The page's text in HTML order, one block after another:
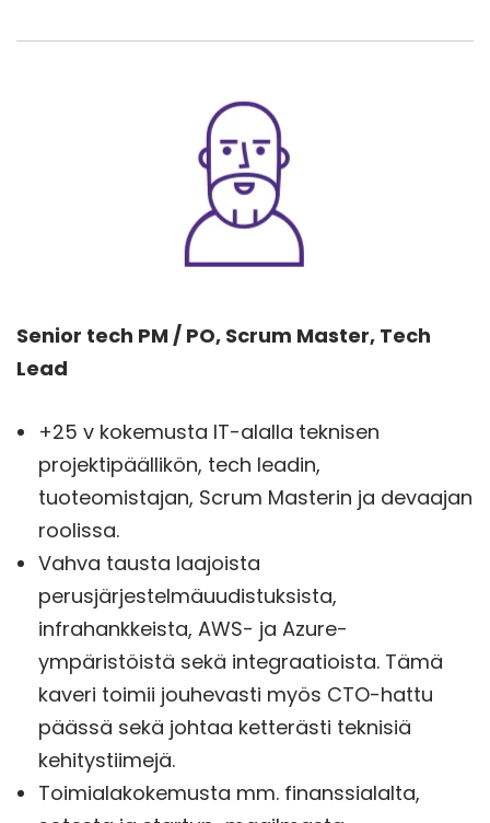
Senior tech PM / PO, Scrum Master, Tech
Lead
+25 v kokemusta IT-alalla teknisen
projektipäällikön, tech leadin,
tuoteomistajan, Scrum Masterin ja devaajan
roolissa.
Vahva tausta laajoista
perusjärjestelmäuudistuksista,
infrahankkeista, AWS- ja Azure-
ympäristöistä sekä integraatioista. Tämä
kaveri toimii jouhevasti myös CTO-hattu
päässä sekä johtaa ketterästi teknisiä
kehitystiimejä.
Toimialakokemusta mm. finanssialalta,